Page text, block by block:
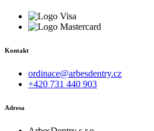
Kontakt
ordinace@arbesdentry.cz
+420 731 440 903
Adresa